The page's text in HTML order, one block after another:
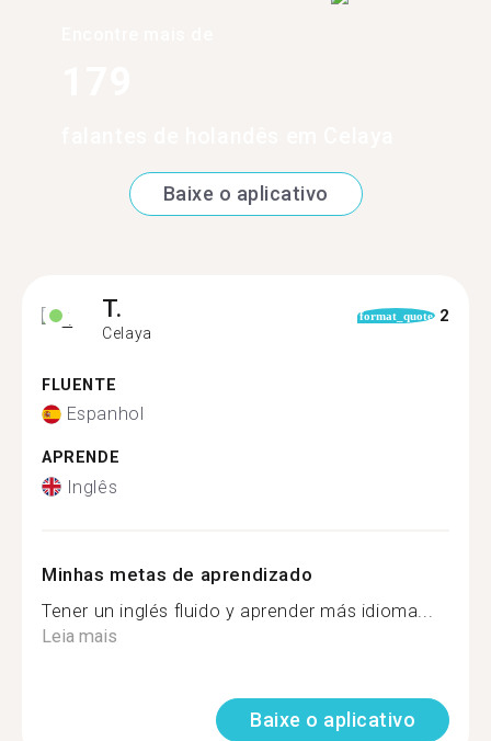
Baixe o aplicativo
T.
Celaya
format_quote 2
FLUENTE
Espanhol
APRENDE
Inglês
Minhas metas de aprendizado
Tener un inglés fluido y aprender más idioma...
Leia mais
Baixe o aplicativo